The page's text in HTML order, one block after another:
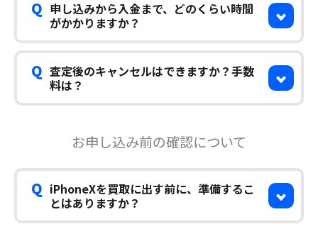
Q 申し込みから入金まで、どのくらい時間
がかかりますか？
Q 査定後のキャンセルはできますか？手数
料は？
お申し込み前の確認について
Q iPhoneXを買取に出す前に、準備するこ
とはありますか？